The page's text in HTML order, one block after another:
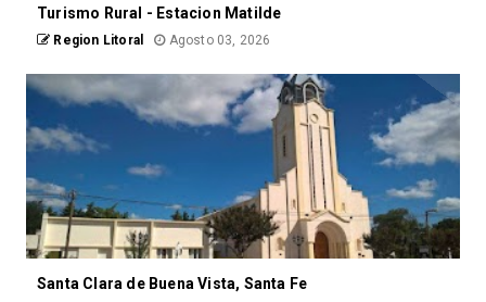
Turismo Rural - Estacion Matilde
Region Litoral Agosto 03, 2026
Santa Clara de Buena Vista, Santa Fe